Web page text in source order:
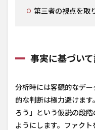
第三者の視点を取
事実に基づい
分析時には客観的なデ
的な判断は極力避けま
ろう」という仮説の段
ようにします。ファク